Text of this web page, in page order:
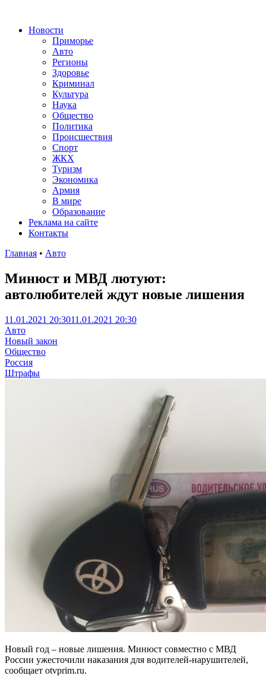
Новости
Приморье
Авто
Регионы
Здоровье
Криминал
Культура
Наука
Общество
Политика
Происшествия
Спорт
ЖКХ
Туризм
Экономика
Армия
В мире
Образование
Реклама на сайте
Контакты
Главная • Авто
Минюст и МВД лютуют:
автолюбителей ждут новые лишения
11.01.2021 20:3011.01.2021 20:30
Авто
Новый закон
Общество
Россия
Штрафы
Новый год – новые лишения. Минюст совместно с МВД
России ужесточили наказания для водителей-нарушителей,
сообщает otvprim.ru.